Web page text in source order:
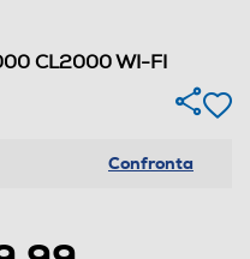
CL2000 WI-FI
Confronta